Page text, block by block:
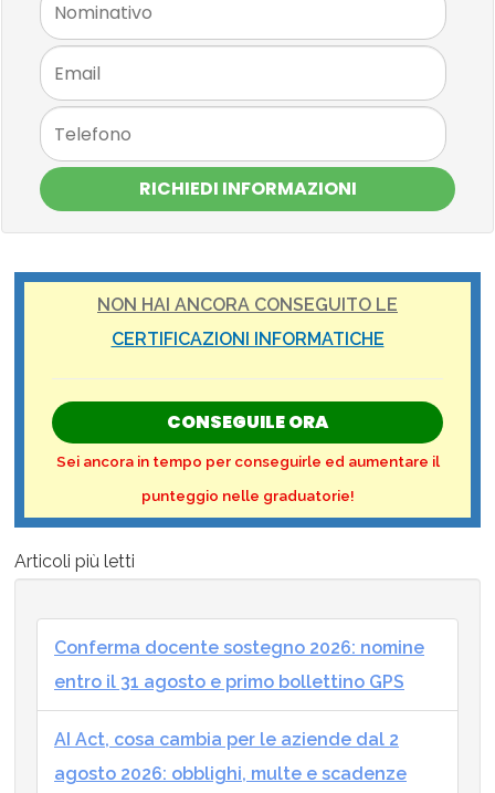
RICHIEDI INFORMAZIONI
NON HAI ANCORA CONSEGUITO LE
CERTIFICAZIONI INFORMATICHE
CONSEGUILE ORA
Sei ancora in tempo per conseguirle ed aumentare il
punteggio nelle graduatorie!
Articoli più letti
Conferma docente sostegno 2026: nomine
entro il 31 agosto e primo bollettino GPS
AI Act, cosa cambia per le aziende dal 2
agosto 2026: obblighi, multe e scadenze